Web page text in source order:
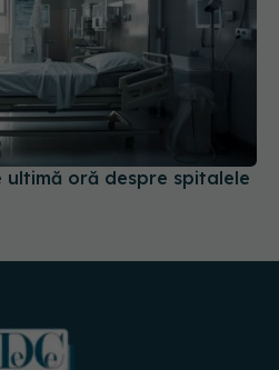
oră despre spitalele